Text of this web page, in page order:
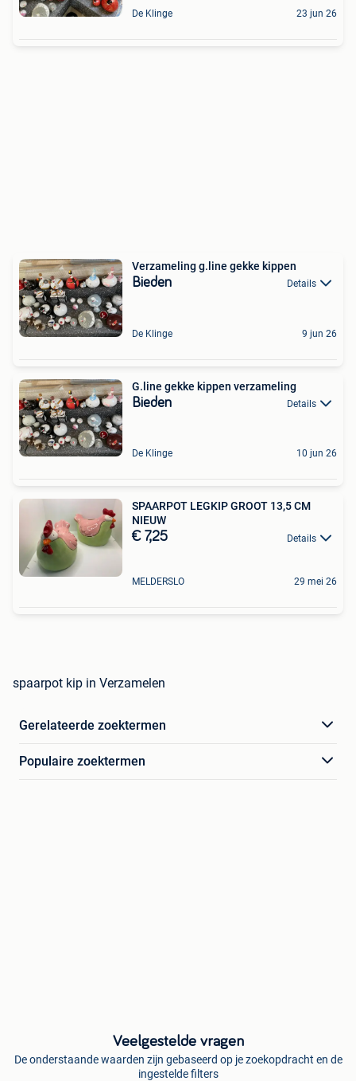
De Klinge 23 jun 26
Verzameling g.line gekke kippen
Bieden Details
De Klinge 9 jun 26
G.line gekke kippen verzameling
Bieden Details
De Klinge 10 jun 26
SPAARPOT LEGKIP GROOT 13,5 CM
NIEUW
€ 7,25 Details
MELDERSLO 29 mei 26
spaarpot kip in Verzamelen
Gerelateerde zoektermen
Populaire zoektermen
Veelgestelde vragen
De onderstaande waarden zijn gebaseerd op je zoekopdracht en de
ingestelde filters